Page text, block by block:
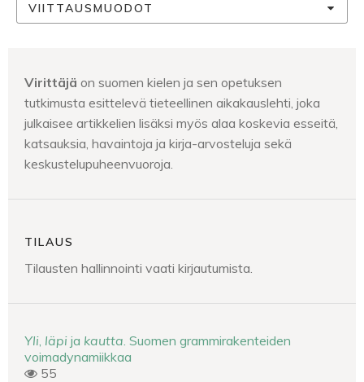
VIITTAUSMUODOT
Virittäjä on suomen kielen ja sen opetuksen
tutkimusta esittelevä tieteellinen aikakauslehti, joka
julkaisee artikkelien lisäksi myös alaa koskevia esseitä,
katsauksia, havaintoja ja kirja-arvosteluja sekä
keskustelupuheenvuoroja.
TILAUS
Tilausten hallinnointi vaati kirjautumista.
Yli läpi ja kautta . Suomen grammirakenteiden
voimadynamiikkaa
55